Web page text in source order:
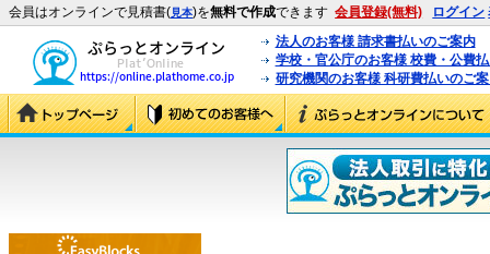
会員はオンラインで見積書(見本)を無料で作成できます 会員登録(無料) ログイン
法人のお客様 請求書払いのご案内
学校・官公庁のお客様 校費・公費
研究機関のお客様 科研費払いのご